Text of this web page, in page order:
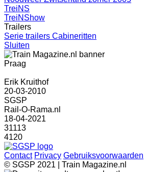
TreiNS
TreiNShow
Trailers
Serie trailers Cabineritten
Sluiten
Praag
Erik Kruithof
20-03-2010
SGSP
Rail-O-Rama.nl
18-04-2021
31113
4120
Contact Privacy Gebruiksvoorwaarden
© SGSP 2021 | Train Magazine.nl